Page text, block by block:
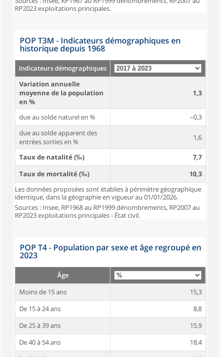
RP2023 exploitations principales.
POP T3M - Indicateurs démographiques en
historique depuis 1968
Indicateurs démographiques
Variation annuelle
moyenne de la population
en %
1,3
due au solde naturel en %
–0,3
due au solde apparent des
entrées sorties en %
1,6
Taux de natalité (‰)
7,7
Taux de mortalité (‰)
10,3
Les données proposées sont établies à périmètre géographique
identique, dans la géographie en vigueur au 01/01/2026.
Sources : Insee, RP1968 au RP1999 dénombrements, RP2007 au
RP2023 exploitations principales - État civil.
POP T4 - Population par sexe et âge regroupé en
2023
Âge
Moins de 15 ans
15,3
De 15 à 24 ans
8,8
De 25 à 39 ans
15,9
De 40 à 54 ans
18,4